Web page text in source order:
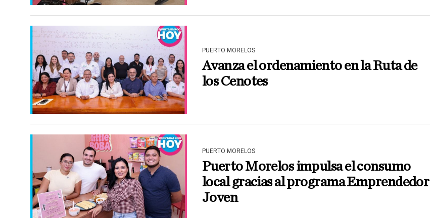
PUERTO MORELOS
Avanza el ordenamiento en la Ruta de
los Cenotes
PUERTO MORELOS
Puerto Morelos impulsa el consumo
local gracias al programa Emprendedor
Joven